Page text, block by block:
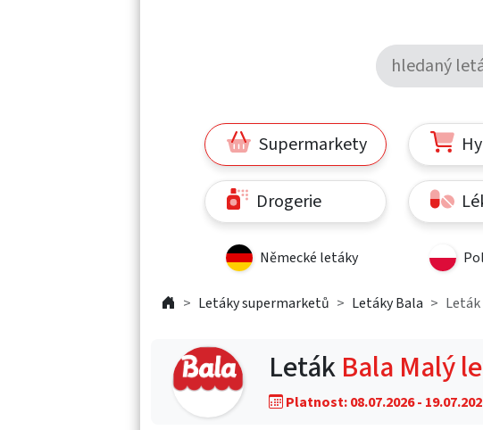
Supermarkety
Drogerie
Německé letáky
Letáky supermarketů Letáky Bala Leták
LetákBala Malý
Platnost: 08.07.2026 -